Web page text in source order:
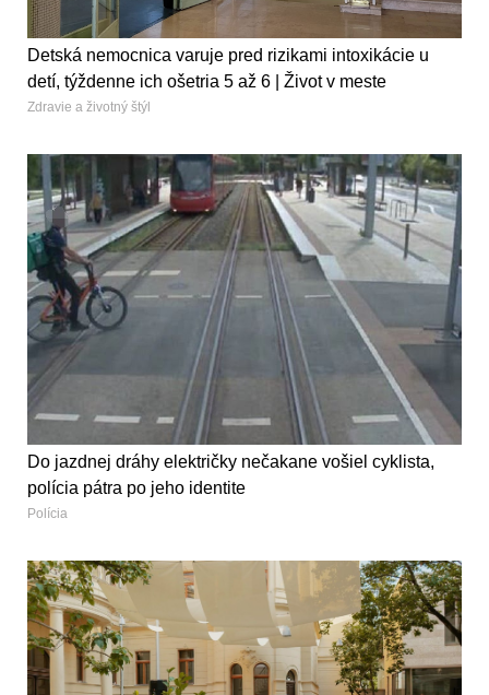
Detská nemocnica varuje pred rizikami intoxikácie u
detí, týždenne ich ošetria 5 až 6 | Život v meste
Zdravie a životný štýl
Do jazdnej dráhy električky nečakane vošiel cyklista,
polícia pátra po jeho identite
Polícia